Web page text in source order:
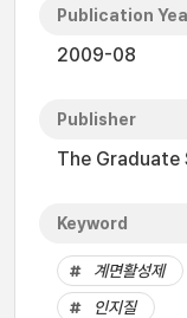
Publication
2009-08
Publisher
The Graduate
Keyword
계면활성제
인지질